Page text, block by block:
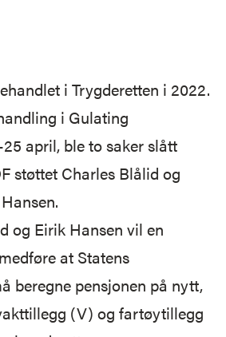
i Trygderetten i 2022.
i Gulating
april, ble to saker slått
støttet Charles Blålid og
og Eirik Hansen vil en
at Statens
beregne pensjonen på nytt,
(V) og fartøytillegg